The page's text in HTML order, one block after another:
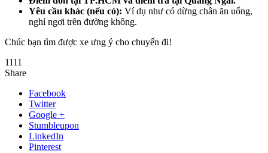
Yêu cầu khác (nếu có): Ví dụ như có dừng chân ăn uống,
nghỉ ngơi trên đường không.
Chúc bạn tìm được xe ưng ý cho chuyến đi!
1111
Share
Facebook
Twitter
Google +
Stumbleupon
LinkedIn
Pinterest